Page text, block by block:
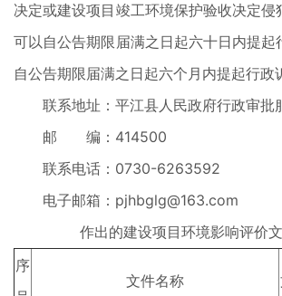
决定或建设项目竣工环境保护验收决定侵
可以自公告期限届满之日起六十日内提起
自公告期限届满之日起六个月内提起行政
联系地址：平江县人民政府行政审批
邮 编：414500
联系电话：0730-6263592
电子邮箱： pjhbglg@163.com
作出的建设项目环境影响评价文
序
文件名称